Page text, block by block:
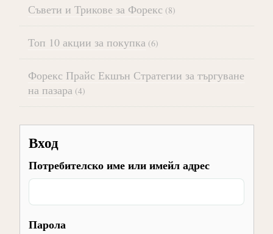
Съвети и Трикове за Форекс (8)
Топ 10 акции за покупка (6)
Форекс Прайс Екшън Стратегии за търгуване
на пазара (4)
Вход
Потребителско име или имейл адрес
Парола